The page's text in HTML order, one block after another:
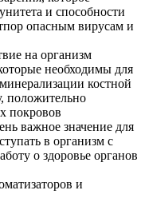
и способности
опасным вирусам и
на организм
необходимы для
костной
положительно
покровов
важное значение для
в организм с
о здоровье органов
и